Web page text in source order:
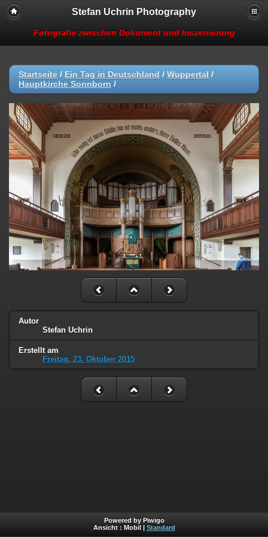
Stefan Uchrin Photography
Fotografie zwischen Dokument und Inszenierung
Startseite / Ein Tag in Deutschland / Wuppertal /
Hauptkirche Sonnborn /
Autor
Stefan Uchrin
Erstellt am
Freitag, 23. Oktober 2015
Powered by Piwigo
Ansicht : Mobil Standard